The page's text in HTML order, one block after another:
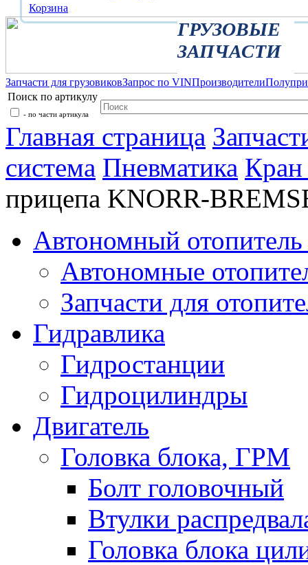
Корзина
ГРУЗОВЫЕ
ЗАПЧАСТИ
Запчасти для грузовиковЗапрос по VINПроизводители
Поиск по артикулу
- по части артикула
Главная страница
система Пневматика Кран
прицепа KNORR-
Автономный отопитель
Автономные
Запчасти для
Гидравлика
Гидростанции
Гидроцилиндры
Двигатель
Головка блока, ГРМ
Болт головочный
Втулки
Головка блока